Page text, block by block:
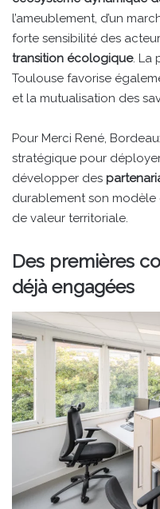
l’ameublement, d’un
forte sensibilité des
transition écologique. La
Toulouse favorise
et la mutualisation des
Pour Merci René,
stratégique pour
développer des
durablement son
de valeur territoriale.
Des premières
déjà engagées